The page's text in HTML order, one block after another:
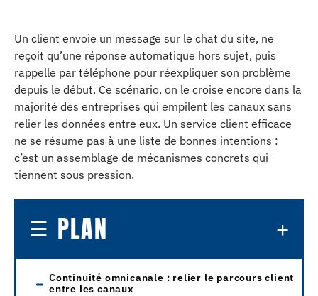
Un client envoie un message sur le chat du site, ne
reçoit qu’une réponse automatique hors sujet, puis
rappelle par téléphone pour réexpliquer son problème
depuis le début. Ce scénario, on le croise encore dans la
majorité des entreprises qui empilent les canaux sans
relier les données entre eux. Un service client efficace
ne se résume pas à une liste de bonnes intentions :
c’est un assemblage de mécanismes concrets qui
tiennent sous pression.
PLAN
Continuité omnicanale : relier le parcours client
entre les canaux